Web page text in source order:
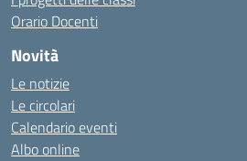
Orario Docenti
Novità
Le notizie
Le circolari
Calendario eventi
Albo online